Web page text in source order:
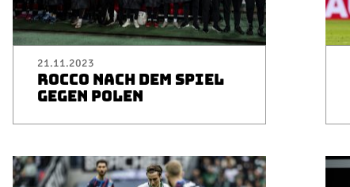
21.11.2023
ROCCO NACH DEM SPIEL
GEGEN POLEN